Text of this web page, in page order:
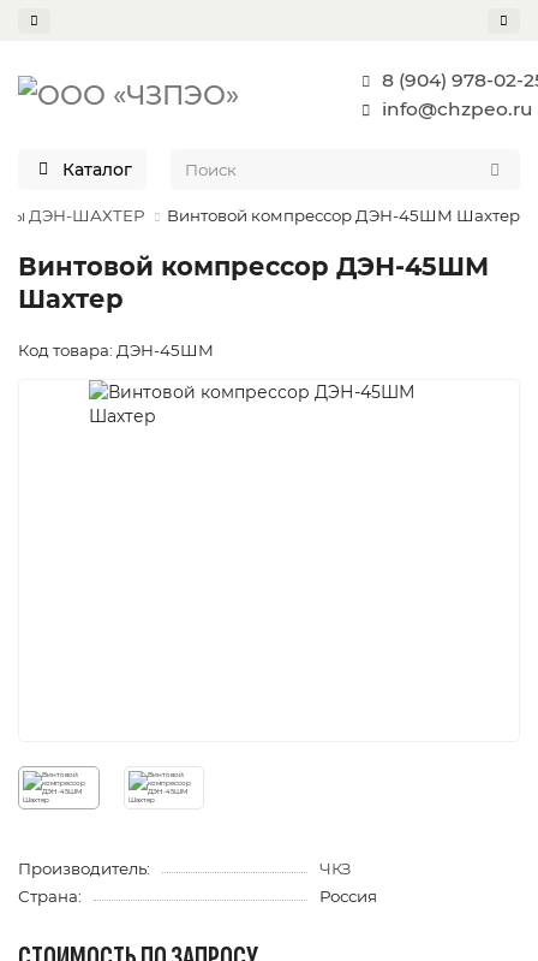
8 (904) 978-02-
info@chzpeo.ru
Каталог
ДЭН-ШАХТЕР Винтовой компрессор ДЭН-45ШМ Шахтер
Винтовой компрессор ДЭН-45ШМ
Шахтер
Код товара: ДЭН-45ШМ
Производитель:
ЧКЗ
Страна:
Россия